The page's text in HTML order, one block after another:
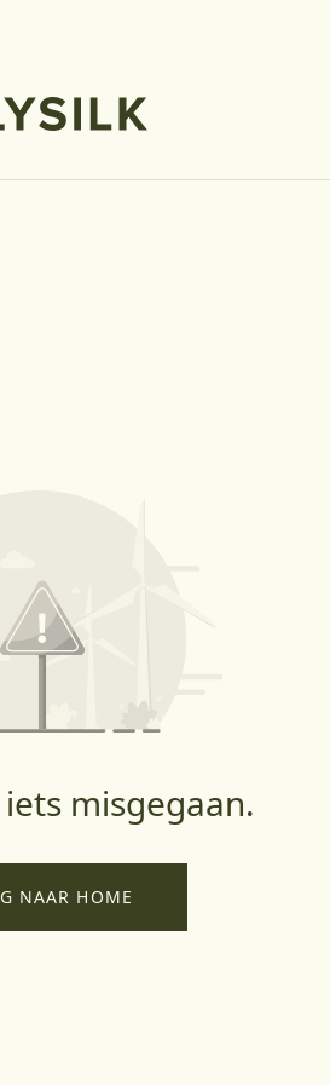
misgegaan.
NAAR HOME